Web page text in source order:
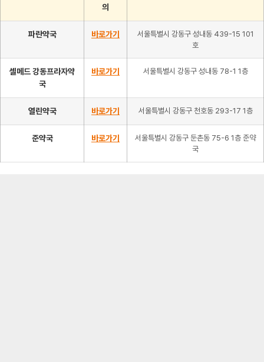
의
파란약국 바로가기
서울특별시 강동구 성내동 439-15 101
호
셀메드 강동프라자약
국
바로가기 서울특별시 강동구 성내동 78-1 1층
열린약국 바로가기 서울특별시 강동구 천호동 293-17 1층
준약국 바로가기
서울특별시 강동구 둔촌동 75-6 1층 준약
국